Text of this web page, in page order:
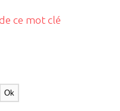
ce mot clé